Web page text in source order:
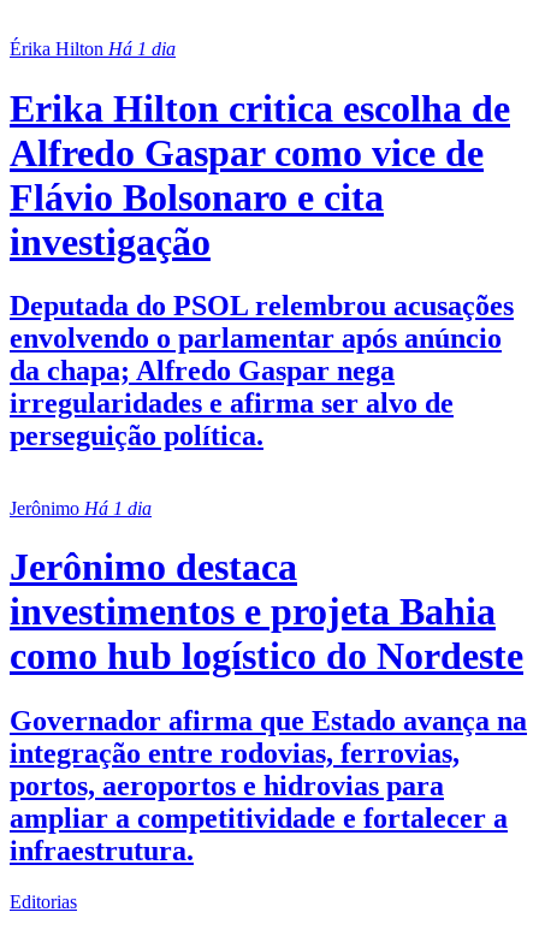
Érika Hilton Há 1 dia
Erika Hilton critica escolha de
Alfredo Gaspar como vice de
Flávio Bolsonaro e cita
investigação
Deputada do PSOL relembrou acusações
envolvendo o parlamentar após anúncio
da chapa; Alfredo Gaspar nega
irregularidades e afirma ser alvo de
perseguição política.
Jerônimo Há 1 dia
Jerônimo destaca
investimentos e projeta Bahia
como hub logístico do Nordeste
Governador afirma que Estado avança na
integração entre rodovias, ferrovias,
portos, aeroportos e hidrovias para
ampliar a competitividade e fortalecer a
infraestrutura.
Editorias